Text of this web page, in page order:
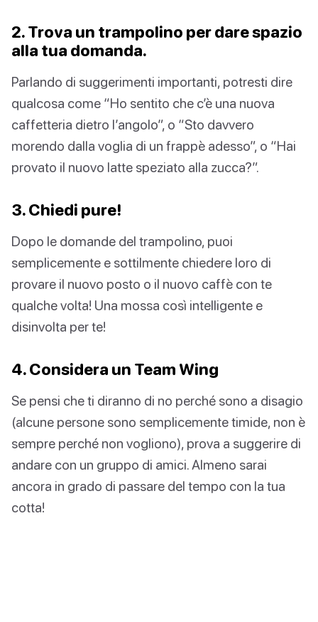
2. Trova un trampolino per dare spazio
alla tua domanda.
Parlando di suggerimenti importanti, potresti dire
qualcosa come “Ho sentito che c’è una nuova
caffetteria dietro l’angolo”, o “Sto davvero
morendo dalla voglia di un frappè adesso”, o “Hai
provato il nuovo latte speziato alla zucca?”.
3. Chiedi pure!
Dopo le domande del trampolino, puoi
semplicemente e sottilmente chiedere loro di
provare il nuovo posto o il nuovo caffè con te
qualche volta! Una mossa così intelligente e
disinvolta per te!
4. Considera un Team Wing
Se pensi che ti diranno di no perché sono a disagio
(alcune persone sono semplicemente timide, non è
sempre perché non vogliono), prova a suggerire di
andare con un gruppo di amici. Almeno sarai
ancora in grado di passare del tempo con la tua
cotta!